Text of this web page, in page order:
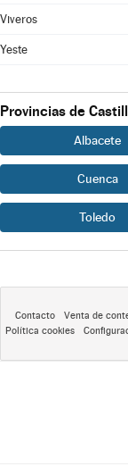
Viveros
Yeste
Provincias de
Albacete
Cuenca
Toledo
Contacto Venta de
Política cookies